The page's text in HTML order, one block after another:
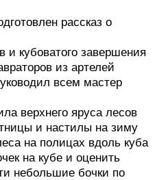
рассказ о
и кубоватого завершения
из артелей
всем мастер
верхнего яруса лесов
и настилы на зиму
на полицах вдоль куба
на кубе и оценить
небольшие бочки по